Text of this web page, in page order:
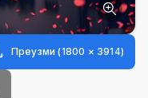
Преузми (1800 × 3914)